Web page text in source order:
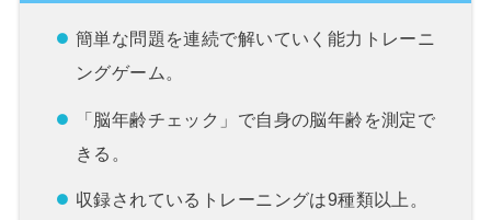
簡単な問題を連続で解いていく能力トレーニ
ングゲーム。
「脳年齢チェック」で自身の脳年齢を測定で
きる。
収録されているトレーニングは9種類以上。